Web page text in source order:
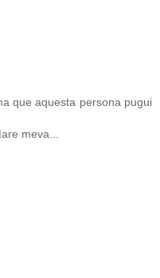
que aquesta persona pugui
meva...